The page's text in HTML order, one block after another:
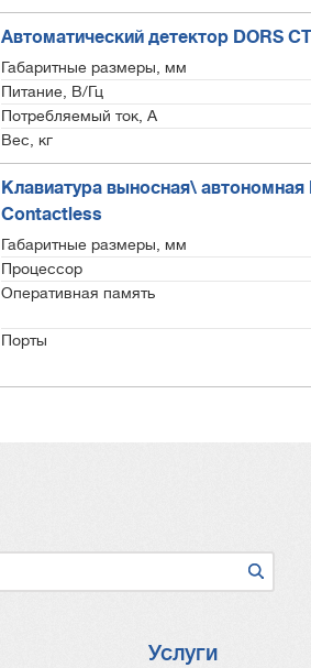
Автоматический детектор DORS
Габаритные размеры, мм
Питание, В/Гц
Потребляемый ток, А
Вес, кг
Клавиатура выносная\
Contactless
Габаритные размеры, мм
Процессор
Оперативная память
Порты
Услуги